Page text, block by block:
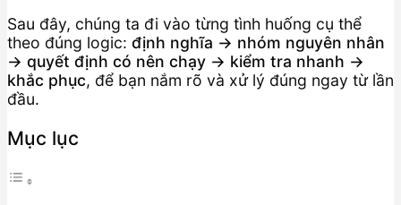
Sau đây, chúng ta đi vào từng tình huống cụ thể
theo đúng logic: định nghĩa → nhóm nguyên nhân
→ quyết định có nên chạy → kiểm tra nhanh →
khắc phục, để bạn nắm rõ và xử lý đúng ngay từ lần
đầu.
Mục lục